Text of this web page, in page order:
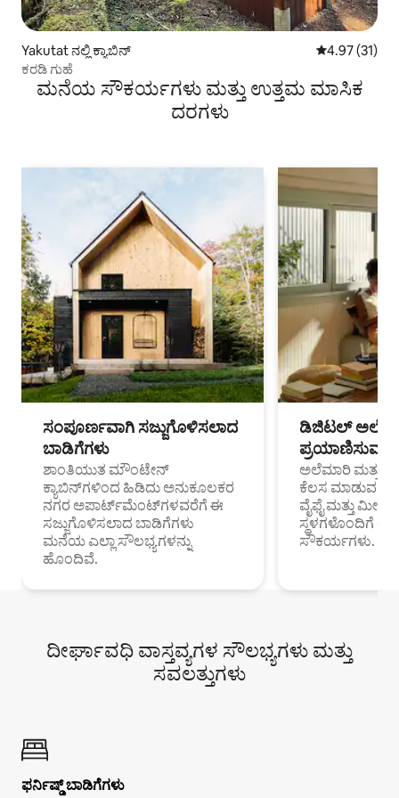
Yakutat ನಲ್ಲಿ ಕ್ಯಾಬಿನ್ 5 ರಲ್ಲಿ 4.97
4.97 (31)
ಕರಡಿ ಗುಹೆ
ಮನೆಯ ಸೌಕರ್ಯಗಳು ಮತ್ತು ಉತ್ತಮ ಮಾಸಿಕ
ದರಗಳು
ಸಂಪೂರ್ಣವಾಗಿ ಸಜ್ಜುಗೊಳಿಸಲಾದ
ಬಾಡಿಗೆಗಳು
ಶಾಂತಿಯುತ ಮೌಂಟೇನ್
ಕ್ಯಾಬಿನ್‌ಗಳಿಂದ ಹಿಡಿದು ಅನುಕೂಲಕರ
ನಗರ ಅಪಾರ್ಟ್‌ಮೆಂಟ್‌ಗಳವರೆಗೆ ಈ
ಸಜ್ಜುಗೊಳಿಸಲಾದ ಬಾಡಿಗೆಗಳು
ಮನೆಯ ಎಲ್ಲಾ ಸೌಲಭ್ಯಗಳನ್ನು
ಹೊಂದಿವೆ.
ಡಿಜಿಟಲ್
ಪ್ರಯಾಣಿಸುವ
ಅಲೆಮಾರಿ ಮತ್ತು
ಕೆಲಸ ಮಾಡುವ
ವೈಫೈ ಮತ್ತು
ಸ್ಥಳಗಳೊಂದಿಗೆ
ಸೌಕರ್ಯಗಳು.
ದೀರ್ಘಾವಧಿ ವಾಸ್ತವ್ಯಗಳ ಸೌಲಭ್ಯಗಳು ಮತ್ತು
ಸವಲತ್ತುಗಳು
ಫರ್ನಿಷ್ಡ್ ಬಾಡಿಗೆಗಳು